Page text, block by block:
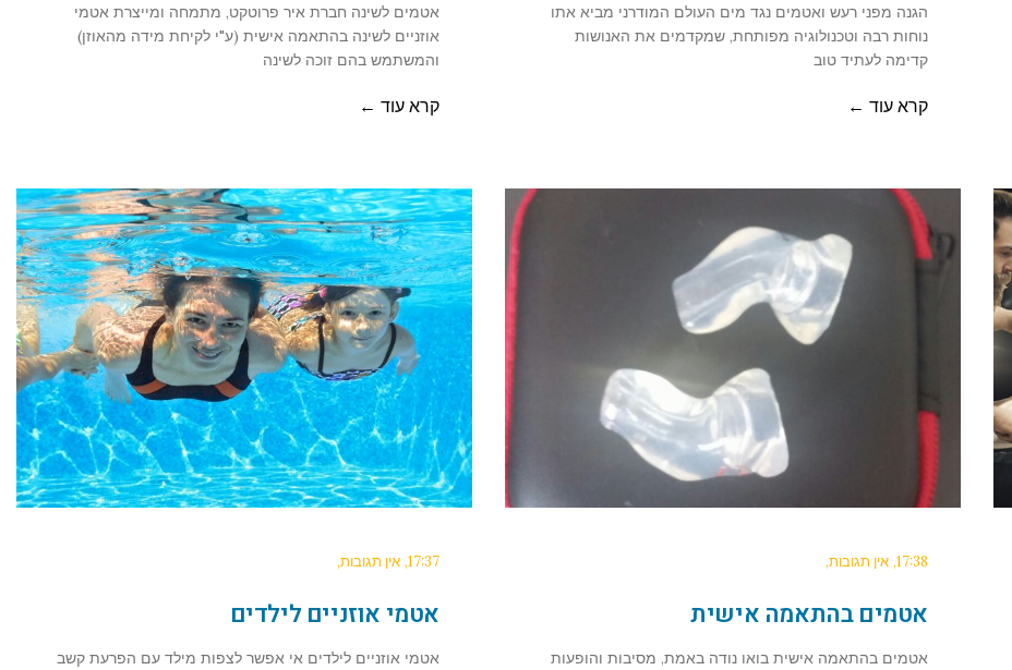
הגנה מפני רעש ואטמים נגד מים העולם המודרני מביא אתו
נוחות רבה וטכנולוגיה מפותחת, שמקדמים את האנושות
קדימה לעתיד טוב
קרא עוד ←
אטמים לשינה חברת איר פרוטקט, מתמחה ומייצרת אטמי
אוזניים לשינה בהתאמה אישית (ע"י לקיחת מידה מהאוזן)
והמשתמש בהם זוכה לשינה
קרא עוד ←
17:38 אין תגובות
אטמים בהתאמה אישית
אטמים בהתאמה אישית בואו נודה באמת, מסיבות והופעות
17:37 אין תגובות
אטמי אוזניים לילדים
אטמי אוזניים לילדים אי אפשר לצפות מילד עם הפרעת קשב